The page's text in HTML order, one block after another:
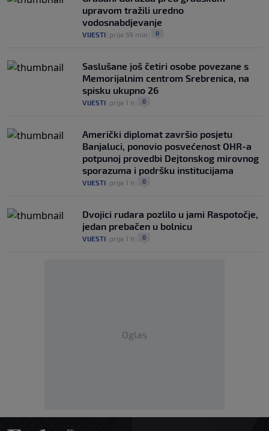
upravom tražili uredno
vodosnabdjevanje
VIJESTI prije 59 min 0
Saslušane još četiri osobe povezane s
Memorijalnim centrom Srebrenica, na
spisku ukupno 26
VIJESTI prije 1 h 0
Američki diplomat završio posjetu
Banjaluci, ponovio posvećenost OHR-a
potpunoj provedbi Dejtonskog mirovnog
sporazuma i podršku institucijama
VIJESTI prije 1 h 0
Dvojici rudara pozlilo u jami Raspotočje,
jedan prebačen u bolnicu
VIJESTI prije 1 h 0
Oglas